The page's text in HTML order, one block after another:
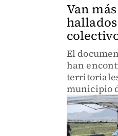
Van
El
han
municipio